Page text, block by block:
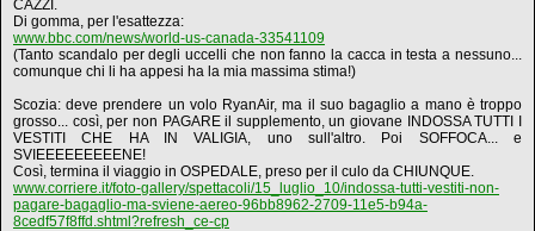
CAZZI.
Di gomma, per l'esattezza:
www.bbc.com/news/world-us-canada-33541109
(Tanto scandalo per degli uccelli che non fanno la cacca in testa a nessuno...
comunque chi li ha appesi ha la mia massima stima!)
Scozia: deve prendere un volo RyanAir, ma il suo bagaglio a mano è troppo
grosso... così, per non PAGARE il supplemento, un giovane INDOSSA TUTTI I
VESTITI CHE HA IN VALIGIA, uno sull'altro. Poi SOFFOCA... e
SVIEEEEEEEEENE!
Così, termina il viaggio in OSPEDALE, preso per il culo da CHIUNQUE.
www.corriere.it/foto-gallery/spettacoli/15_luglio_10/indossa-tutti-vestiti-non-
pagare-bagaglio-ma-sviene-aereo-96bb8962-2709-11e5-b94a-
8cedf57f8ffd.shtml?refresh_ce-cp